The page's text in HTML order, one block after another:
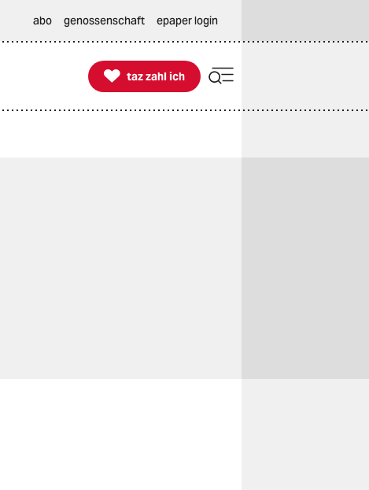
abo genossenschaft epaper login

taz zahl ich
taz zahl ich